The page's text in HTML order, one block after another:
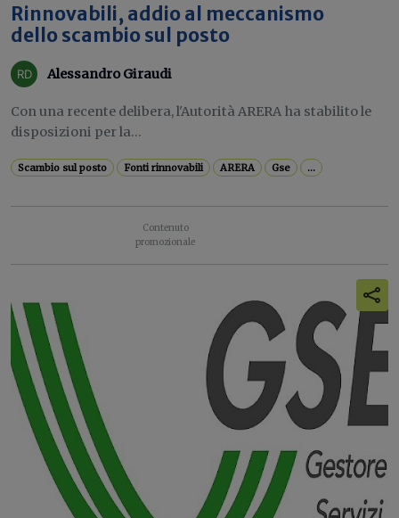
Rinnovabili, addio al meccanismo
dello scambio sul posto
Alessandro Giraudi
Con una recente delibera, l'Autorità ARERA ha stabilito le
disposizioni per la...
Scambio sul posto Fonti rinnovabili ARERA Gse ...